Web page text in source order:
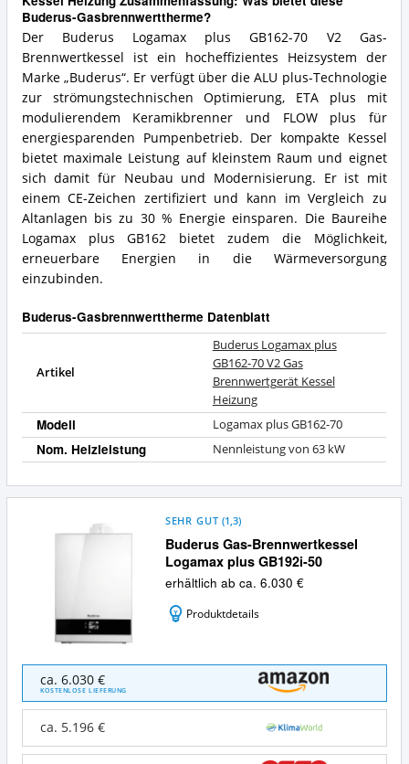
Buderus-Gasbrennwerttherme?
Der Buderus Logamax plus GB162-70 V2 Gas-
Brennwertkessel ist ein hocheffizientes Heizsystem der
Marke „Buderus“. Er verfügt über die ALU plus-Technologie
zur strömungstechnischen Optimierung, ETA plus mit
modulierendem Keramikbrenner und FLOW plus für
energiesparenden Pumpenbetrieb. Der kompakte Kessel
bietet maximale Leistung auf kleinstem Raum und eignet
sich damit für Neubau und Modernisierung. Er ist mit
einem CE-Zeichen zertifiziert und kann im Vergleich zu
Altanlagen bis zu 30 % Energie einsparen. Die Baureihe
Logamax plus GB162 bietet zudem die Möglichkeit,
erneuerbare Energien in die Wärmeversorgung
einzubinden.
Buderus-Gasbrennwerttherme Datenblatt
Artikel
Buderus Logamax plus
GB162-70 V2 Gas
Brennwertgerät Kessel
Heizung
Modell Logamax plus GB162-70
Nom. Heizleistung Nennleistung von 63 kW
Buderus Gas-Brennwertkessel
Logamax plus GB192i-50
SEHR GUT (1,3)
erhältlich ab ca. 6.030 €
Produktdetails
Buderus
Gas-
Brennwertkessel
Logamax
plus
GB192i-
ca. 6.030 €
KOSTENLOSE LIEFERUNG
ca. 5.196 €